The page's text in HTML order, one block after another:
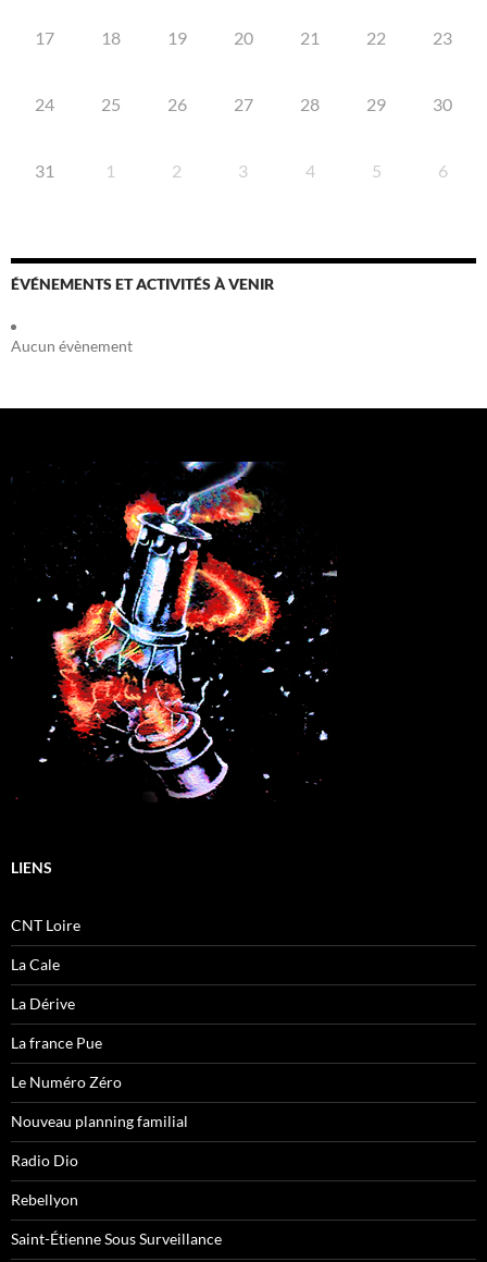
17 18 19 20 21 22 23
24 25 26 27 28 29 30
31 1 2 3 4 5 6
ÉVÉNEMENTS ET ACTIVITÉS À VENIR
Aucun évènement
LIENS
CNT Loire
La Cale
La Dérive
La france Pue
Le Numéro Zéro
Nouveau planning familial
Radio Dio
Rebellyon
Saint-Étienne Sous Surveillance